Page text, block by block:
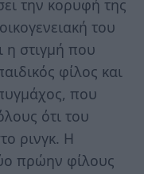
την κορυφή της
του
η στιγμή που
φίλος και
που
ότι του
ρινγκ. Η
πρώην φίλους